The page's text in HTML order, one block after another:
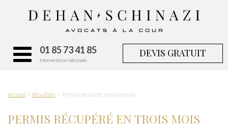
01 85 73 41 85
Intervention nationale
DEVIS GRATUIT
Accueil Résultats Permis récupéré en trois mois
PERMIS RÉCUPÉRÉ EN TROIS MOIS